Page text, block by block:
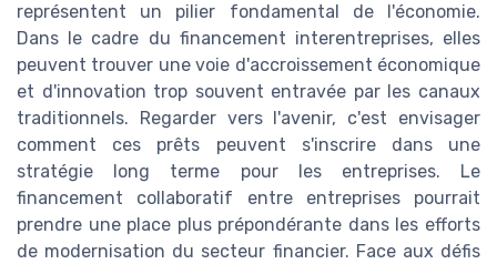
représentent un pilier fondamental de l'économie.
Dans le cadre du financement interentreprises, elles
peuvent trouver une voie d'accroissement économique
et d'innovation trop souvent entravée par les canaux
traditionnels. Regarder vers l'avenir, c'est envisager
comment ces prêts peuvent s'inscrire dans une
stratégie long terme pour les entreprises. Le
financement collaboratif entre entreprises pourrait
prendre une place plus prépondérante dans les efforts
de modernisation du secteur financier. Face aux défis